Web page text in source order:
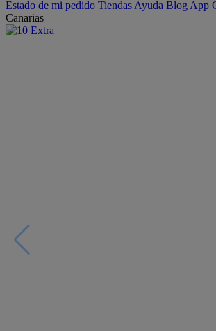
Estado de mi pedido Tiendas Ayuda Blog App
Canarias